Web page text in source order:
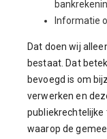
Informatie
Dat doen wij
bestaat. Dat
bevoegd is om
verwerken en
publiekrechtelijke
waarop de